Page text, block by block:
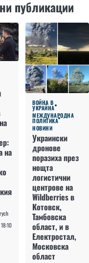
публикации
на
ВОЙНА В
УКРАЙНА
МЕЖДУНАРОДНА
ПОЛИТИКА
НОВИНИ
Украински
дронове
поразиха през
нощта
логистични
центрове на
Wildberries в
Котовск,
Тамбовска
област, и в
Електростал,
Московска
област